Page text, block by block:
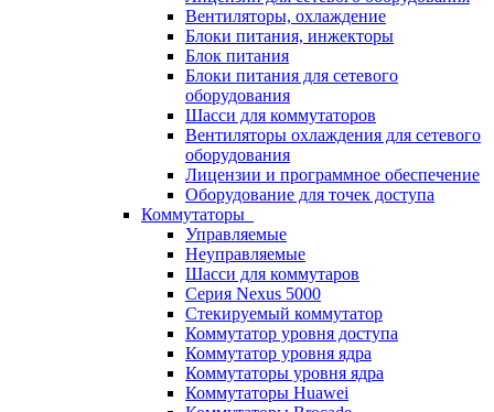
Вентиляторы, охлаждение
Блоки питания, инжекторы
Блок питания
Блоки питания для сетевого
оборудования
Шасси для коммутаторов
Вентиляторы охлаждения для сетевого
оборудования
Лицензии и программное обеспечение
Оборудование для точек доступа
Коммутаторы
Управляемые
Неуправляемые
Шасси для коммутаров
Серия Nexus 5000
Стекируемый коммутатор
Коммутатор уровня доступа
Коммутатор уровня ядра
Коммутаторы уровня ядра
Коммутаторы Huawei